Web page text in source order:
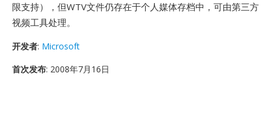
限支持），但WTV文件仍存在于个人媒体存档中，可由第三方
视频工具处理。
开发者: Microsoft
首次发布: 2008年7月16日